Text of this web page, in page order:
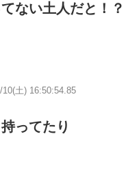
ない土人だと！？
10(土) 16:50:54.85
ってたり